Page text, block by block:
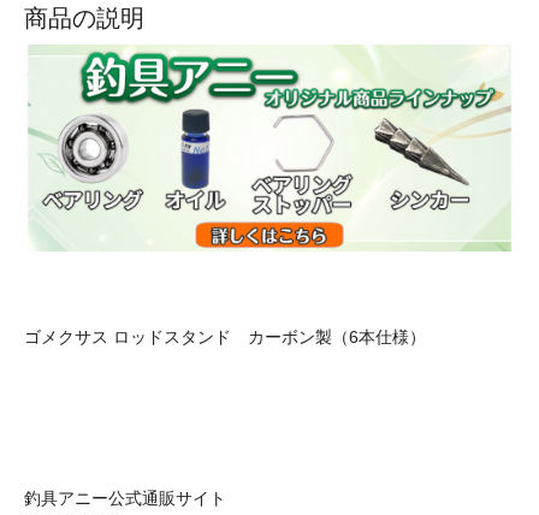
商品の説明
ゴメクサス ロッドスタンド カーボン製（6本仕様）
釣具アニー公式通販サイト